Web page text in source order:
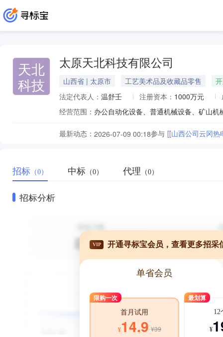
天北
科技
太原天北科技有限公司
山西省 | 太原市 工艺美术品及收藏品零售
法定代表人： 温舒壬 注册资本： 1000万元
经营范围：
最新动态： 2026-07-09 00:18参与 [[山西公司云冈
招标 （0） 中标 （0） 代理 （0）
招标分析
VIP 开通寻标宝会员，查看更多招采
单省会员
限购一次
首月试用
¥14.9 ¥39
最划算
12
¥